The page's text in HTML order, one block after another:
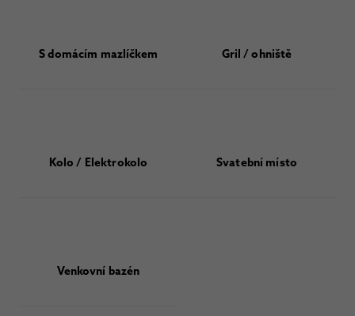
S domácím mazlíčkem Gril / ohniště
Kolo / Elektrokolo Svatební místo
Venkovní bazén